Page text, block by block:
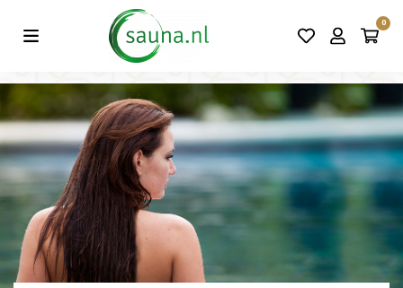
0
Vind de beste acties in één klik!